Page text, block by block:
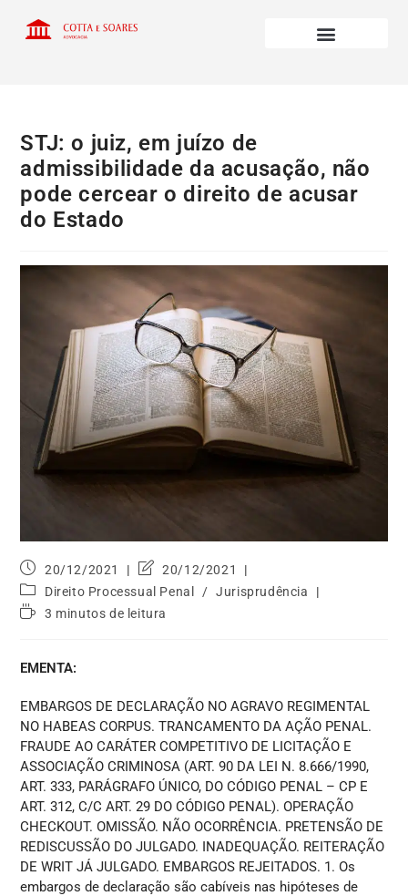
STJ: o juiz, em juízo de
admissibilidade da acusação, não
pode cercear o direito de acusar
do Estado
20/12/2021
20/12/2021
Direito Processual Penal
/ Jurisprudência
3 minutos de leitura
EMENTA:
EMBARGOS DE DECLARAÇÃO NO AGRAVO REGIMENTAL
NO HABEAS CORPUS. TRANCAMENTO DA AÇÃO PENAL.
FRAUDE AO CARÁTER COMPETITIVO DE LICITAÇÃO E
ASSOCIAÇÃO CRIMINOSA (ART. 90 DA LEI N. 8.666/1990,
ART. 333, PARÁGRAFO ÚNICO, DO CÓDIGO PENAL – CP E
ART. 312, C/C ART. 29 DO CÓDIGO PENAL). OPERAÇÃO
CHECKOUT. OMISSÃO. NÃO OCORRÊNCIA. PRETENSÃO DE
REDISCUSSÃO DO JULGADO. INADEQUAÇÃO. REITERAÇÃO
DE WRIT JÁ JULGADO. EMBARGOS REJEITADOS. 1. Os
embargos de declaração são cabíveis nas hipóteses de